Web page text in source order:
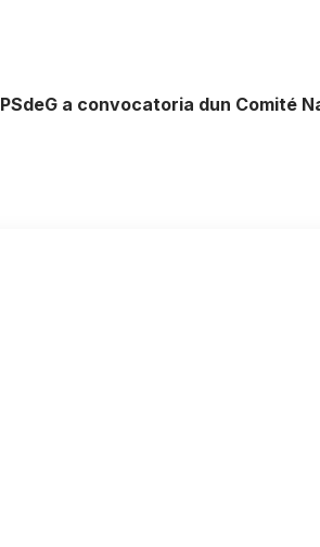
a convocatoria dun Comité